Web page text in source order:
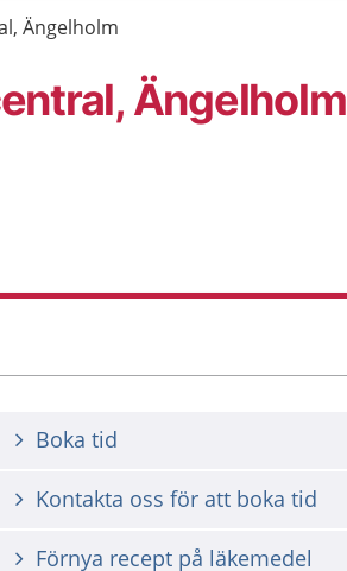
Ängelholm
Ängelholm
Boka tid
Kontakta oss för att boka tid
Förnya recept på läkemedel